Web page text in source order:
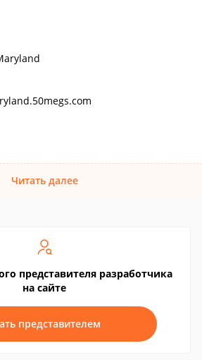
Читать далее
представителя разработчика
на сайте
представителем